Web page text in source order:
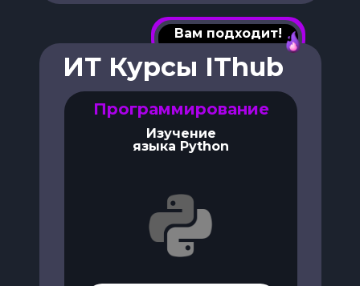
ИТ Курсы IThub
Изучение
языка Python
Программирование
Вам подходит!